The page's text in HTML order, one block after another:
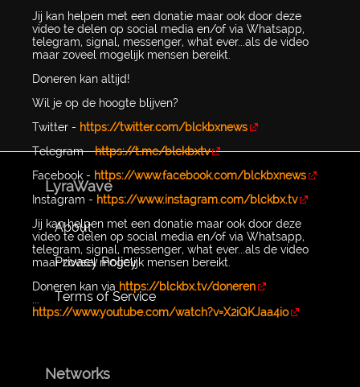
Jij kan helpen met een donatie maar ook door deze
video te delen op social media en/of via Whatsapp,
telegram, signal, messenger, what ever...als de video
maar zoveel mogelijk mensen bereikt.
Doneren kan altijd!
Wil je op de hoogte blijven?
Twitter - https://twitter.com/blckbxnews
Telegram -https://t.me/blckbxtv
Facebook - https://www.facebook.com/blckbxnews
Instagram - https://www.instagram.com/blckbx.tv
Jij kan helpen met een donatie maar ook door deze
video te delen op social media en/of via Whatsapp,
telegram, signal, messenger, what ever...als de video
maar zoveel mogelijk mensen bereikt.
Doneren kan via https://blckbx.tv/doneren
...
https://www.youtube.com/watch?v=X2iQKJaa4io
LyraWave
About
Privacy Policy
Terms of Service
Networks